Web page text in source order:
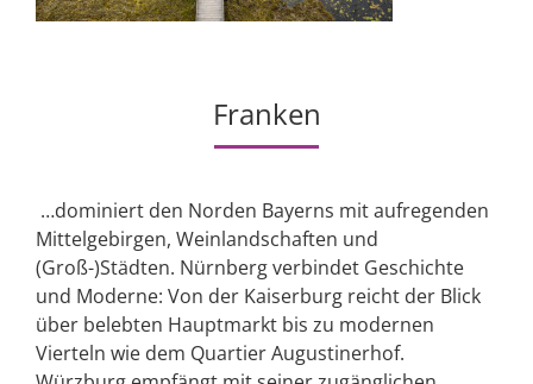
Franken
…dominiert den Norden Bayerns mit aufregenden
Mittelgebirgen, Weinlandschaften und
(Groß-)Städten. Nürnberg verbindet Geschichte
und Moderne: Von der Kaiserburg reicht der Blick
über belebten Hauptmarkt bis zu modernen
Vierteln wie dem Quartier Augustinerhof.